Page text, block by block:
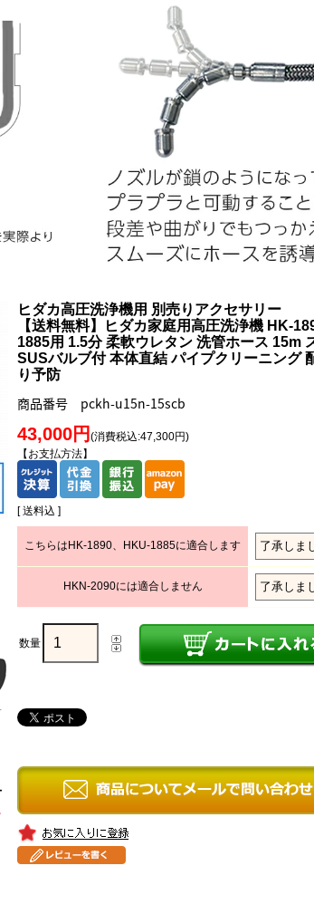
ヒダカ高圧洗浄機用 別売りアクセサリー
【送料無料】ヒダカ家庭用高圧洗浄機 HK-
1885用 1.5分 柔軟ウレタン 洗管ホース 15m
SUSバルブ付 本体直結 パイプクリーニング
り予防
商品番号 pckh-u15n-15scb
43,000円 (消費税込:47,300円)
【お支払方法】
[ 送料込 ]
こちらはHK-1890、HKU-1885に適合します
HKN-2090には適合しません
数量